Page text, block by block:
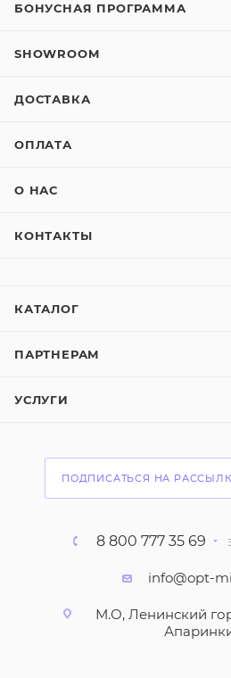
БОНУСНАЯ ПРОГРАММА
SHOWROOM
ДОСТАВКА
ОПЛАТА
О НАС
КОНТАКТЫ
КАТАЛОГ
ПАРТНЕРАМ
УСЛУГИ
ПОДПИСАТЬСЯ НА
8 800 777 35 69
info@opt-
М.О, Ленинский